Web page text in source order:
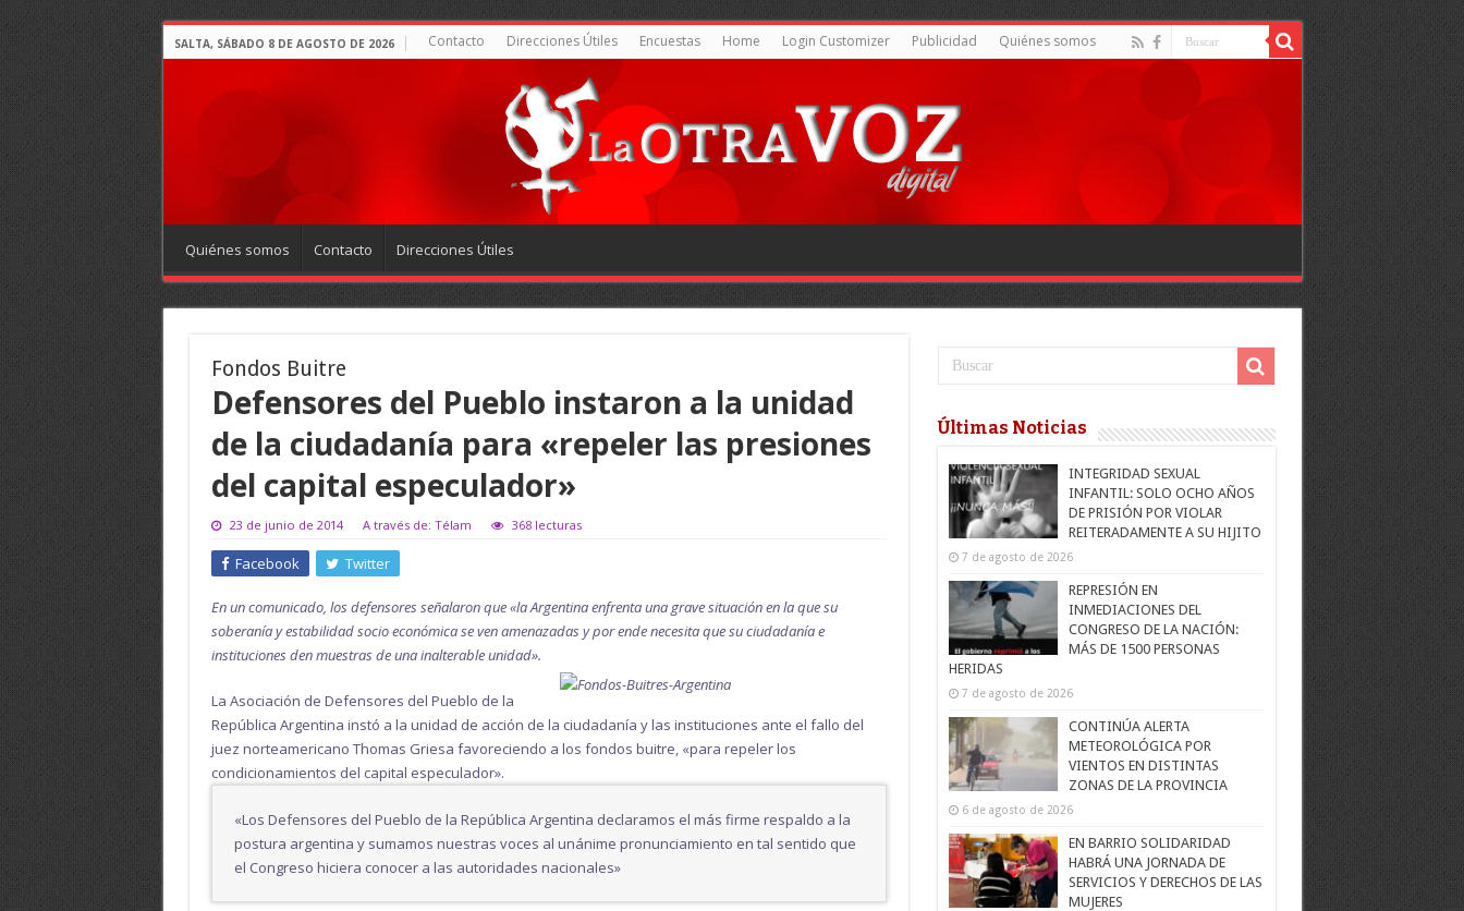
SALTA, SÁBADO 8 DE AGOSTO DE 2026 Contacto Direcciones Útiles Encuestas Home Login Customizer Publicidad Quiénes somos
Quiénes somos Contacto Direcciones Útiles
Fondos Buitre
Defensores del Pueblo instaron a la unidad
de la ciudadanía para «repeler las presiones
del capital especulador»
23 de junio de 2014 A través de: Télam 368 lecturas
Facebook Twitter
En un comunicado, los defensores señalaron que «la Argentina enfrenta una grave situación en la que su
soberanía y estabilidad socio económica se ven amenazadas y por ende necesita que su ciudadanía e
instituciones den muestras de una inalterable unidad».
La Asociación de Defensores del Pueblo de la
República Argentina instó a la unidad de acción de la ciudadanía y las instituciones ante el fallo del
juez norteamericano Thomas Griesa favoreciendo a los fondos buitre, «para repeler los
condicionamientos del capital especulador».
«Los Defensores del Pueblo de la República Argentina declaramos el más firme respaldo a la
postura argentina y sumamos nuestras voces al unánime pronunciamiento en tal sentido que
el Congreso hiciera conocer a las autoridades nacionales»
Últimas Noticias
INTEGRIDAD SEXUAL
INFANTIL: SOLO OCHO AÑOS
DE PRISIÓN POR VIOLAR
REITERADAMENTE A SU HIJITO
7 de agosto de 2026
REPRESIÓN EN
INMEDIACIONES DEL
CONGRESO DE LA NACIÓN:
MÁS DE 1500 PERSONAS
HERIDAS
7 de agosto de 2026
CONTINÚA ALERTA
METEOROLÓGICA POR
VIENTOS EN DISTINTAS
ZONAS DE LA PROVINCIA
6 de agosto de 2026
EN BARRIO SOLIDARIDAD
HABRÁ UNA JORNADA DE
SERVICIOS Y DERECHOS DE LAS
MUJERES